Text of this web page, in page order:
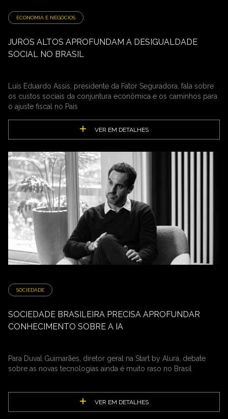
ECONOMIA E NEGÓCIOS
JUROS ALTOS APROFUNDAM A DESIGUALDADE
SOCIAL NO BRASIL
Luís Eduardo Assis, presidente da Fator Seguradora, fala sobre
os custos sociais da conjuntura econômica e os caminhos para
o ajuste fiscal no País
VER EM DETALHES
SOCIEDADE
SOCIEDADE BRASILEIRA PRECISA APROFUNDAR
CONHECIMENTO SOBRE A IA
Para Duval Guimarães, diretor geral na Start by Alura, debate
sobre as novas tecnologias ainda é muito raso no Brasil
VER EM DETALHES